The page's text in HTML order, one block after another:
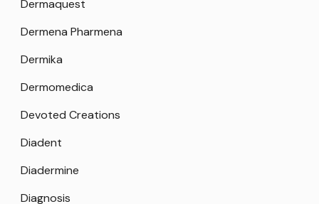
Dermaquest
Dermena Pharmena
Dermika
Dermomedica
Devoted Creations
Diadent
Diadermine
Diagnosis